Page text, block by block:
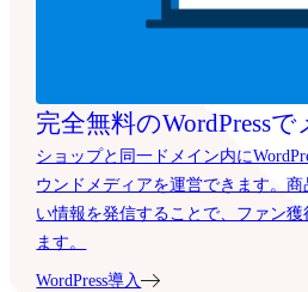
完全無料のWordPress
ショップと同一ドメイン内に
ウンドメディアを運営できます。
い情報を発信することで、ファン獲
ます。
WordPress導入